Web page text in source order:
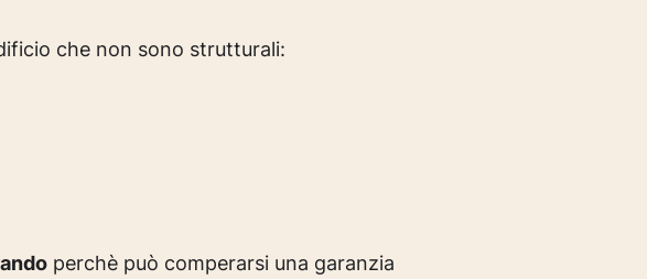
che non sono strutturali:
perchè può comperarsi una garanzia